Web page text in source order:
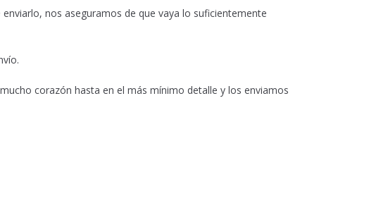
nos aseguramos de que vaya lo suficientemente
corazón hasta en el más mínimo detalle y los enviamos